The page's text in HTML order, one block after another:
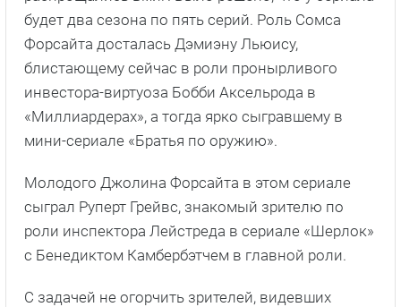
будет два сезона по пять серий. Роль Сомса
Форсайта досталась Дэмиэну Льюису,
блистающему сейчас в роли пронырливого
инвестора-виртуоза Бобби Аксельрода в
«Миллиардерах», а тогда ярко сыгравшему в
мини-сериале «Братья по оружию».
Молодого Джолина Форсайта в этом сериале
сыграл Руперт Грейвс, знакомый зрителю по
роли инспектора Лейстреда в сериале «Шерлок»
с Бенедиктом Камбербэтчем в главной роли.
С задачей не огорчить зрителей, видевших